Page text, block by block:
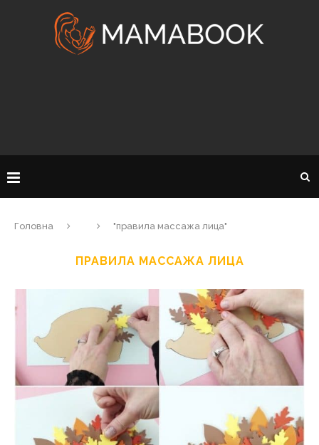
Головна "правила массажа лица"
ПРАВИЛА МАССАЖА ЛИЦА